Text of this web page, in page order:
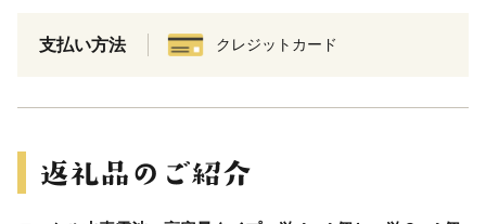
支払い方法 クレジットカード